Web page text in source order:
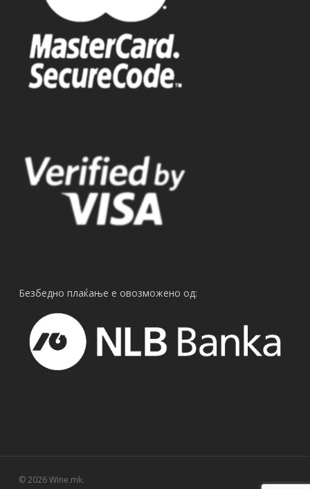
Безбедно плаќање е овозможено од:
© 2026 Wine.mk.